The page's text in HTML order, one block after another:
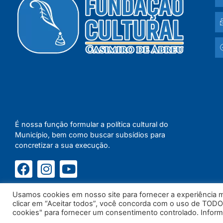
É nossa função formular a política cultural do
Município, bem como buscar subsídios para
concretizar a sua execução.
Usamos cookies em nosso site para fornecer a experiência
clicar em “Aceitar todos”, você concorda com o uso de
cookies" para fornecer um consentimento controlado.